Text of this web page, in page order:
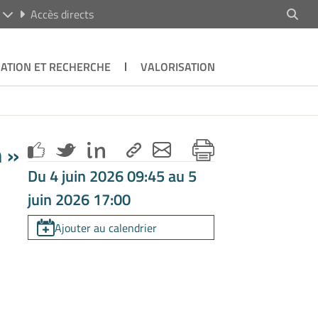
Accès directs
ET RECHERCHE VALORISATION
»
Du 4 juin 2026 09:45 au 5
juin 2026 17:00
Ajouter au calendrier